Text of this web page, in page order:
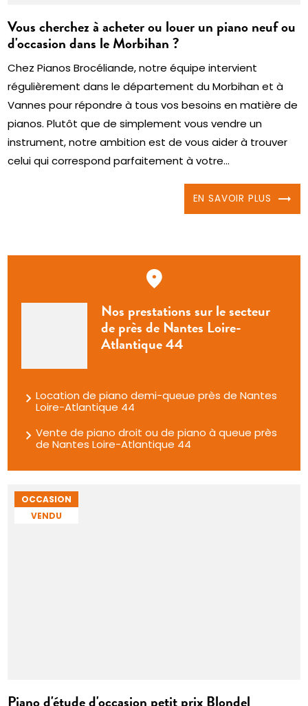
Vous cherchez à acheter ou louer un piano neuf ou
d'occasion dans le Morbihan ?
Chez Pianos Brocéliande, notre équipe intervient
régulièrement dans le département du Morbihan et à
Vannes pour répondre à tous vos besoins en matière de
pianos. Plutôt que de simplement vous vendre un
instrument, notre ambition est de vous aider à trouver
celui qui correspond parfaitement à votre...
EN SAVOIR PLUS
Nos prestations sur le secteur
de près de Nantes Loire-
Atlantique 44
Location de piano demi-queue près de Nantes
Loire-Atlantique 44
Vente de piano droit ou de piano à queue près
de Nantes Loire-Atlantique 44
OCCASION
VENDU